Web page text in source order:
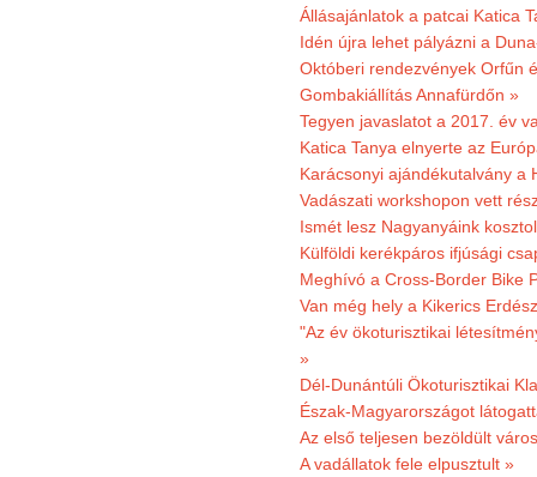
Állásajánlatok a patcai Katica
Idén újra lehet pályázni a
Októberi rendezvények Orfűn
Gombakiállítás Annafürdőn »
Tegyen javaslatot a 2017. év
Katica Tanya elnyerte az
Karácsonyi ajándékutalvány a
Vadászati workshopon vett
Ismét lesz Nagyanyáink
Külföldi kerékpáros ifjúsági
Meghívó a Cross-Border Bike
Van még hely a Kikerics
"Az év ökoturisztikai
»
Dél-Dunántúli Ökoturisztikai
Észak-Magyarországot
Az első teljesen bezöldült
A vadállatok fele elpusztult »